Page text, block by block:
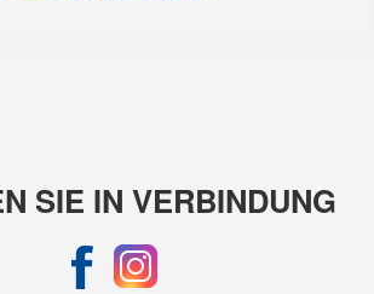
SIE IN VERBINDUNG